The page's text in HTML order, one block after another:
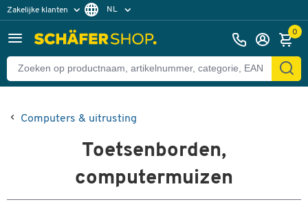
Zakelijke klanten
Particuliere klanten
NL
0
Computers & uitrusting
Toetsenborden,
computermuizen